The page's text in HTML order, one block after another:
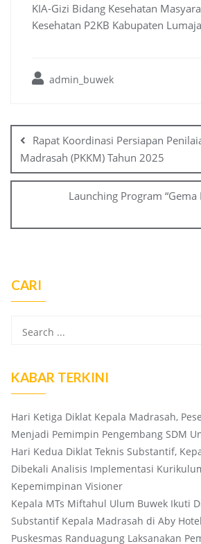
KIA-Gizi Bidang Kesehatan
Kesehatan P2KB Kabupaten
admin_buwek
navigation
Rapat Koordinasi Persiapan
Madrasah (PKKM) Tahun 2025
Launching Program “Gema
CARI
KABAR TERKINI
Hari Ketiga Diklat Kepala Madrasah,
Menjadi Pemimpin Pengembang SDM
Hari Kedua Diklat Teknis Substantif,
Dibekali Analisis Implementasi
Kepemimpinan Visioner
Kepala MTs Miftahul Ulum Buwek Ikuti
Substantif Kepala Madrasah di Aby
Puskesmas Randuagung Laksanakan